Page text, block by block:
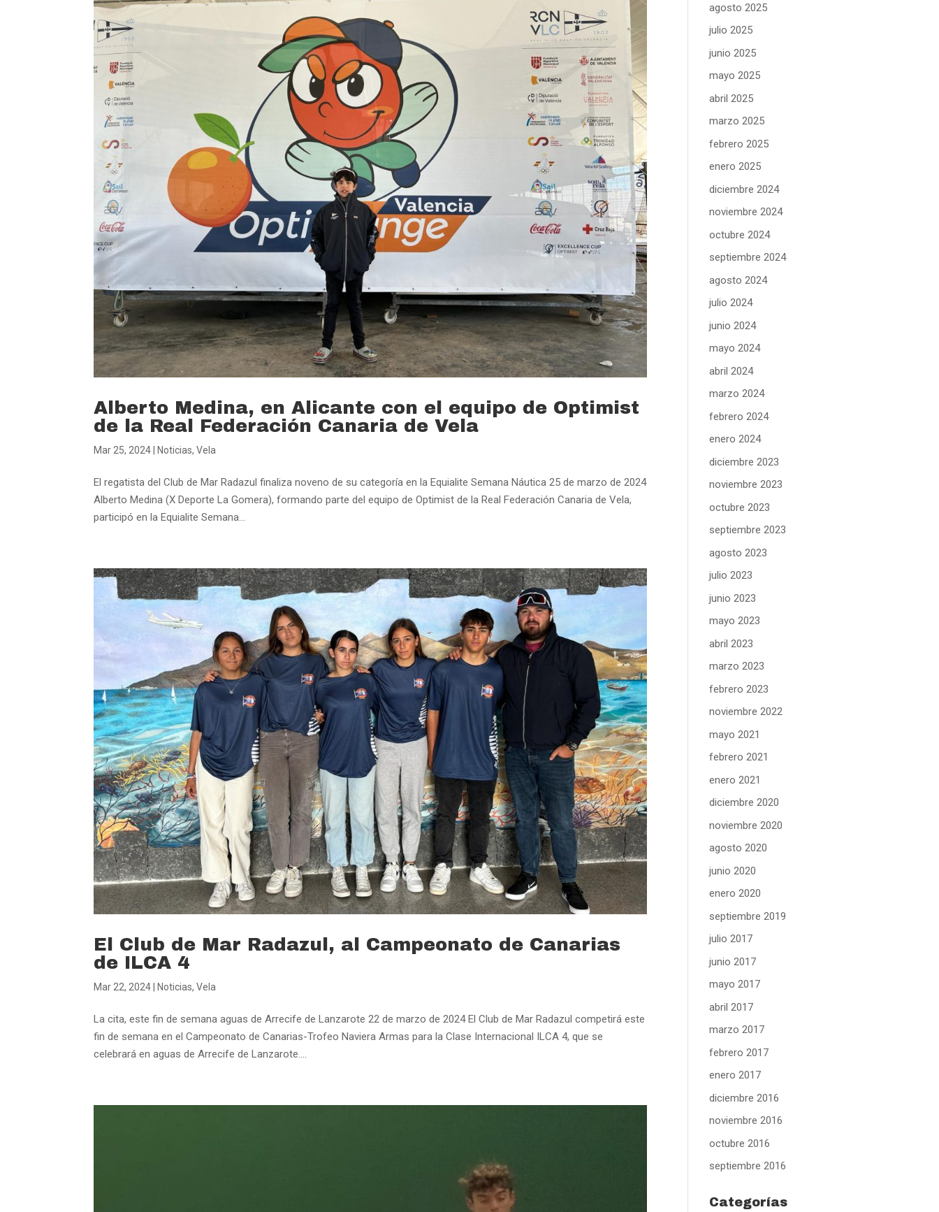
Alberto Medina, en Alicante con el equipo de Optimist
de la Real Federación Canaria de Vela
Mar 25, 2024 Noticias,Vela
El regatista del Club de Mar Radazul finaliza noveno de su categoría en la Equialite Semana Náutica 25 de marzo de 2024
Alberto Medina (X Deporte La Gomera), formando parte del equipo de Optimist de la Real Federación Canaria de Vela,
participó en la Equialite Semana...
El Club de Mar Radazul, al Campeonato de Canarias
de ILCA 4
Mar 22, 2024 Noticias,Vela
La cita, este fin de semana aguas de Arrecife de Lanzarote 22 de marzo de 2024 El Club de Mar Radazul competirá este
fin de semana en el Campeonato de Canarias-Trofeo Naviera Armas para la Clase Internacional ILCA 4, que se
celebrará en aguas de Arrecife de Lanzarote....
agosto 2025
julio 2025
junio 2025
mayo 2025
abril 2025
marzo 2025
febrero 2025
enero 2025
diciembre 2024
noviembre 2024
octubre 2024
septiembre 2024
agosto 2024
julio 2024
junio 2024
mayo 2024
abril 2024
marzo 2024
febrero 2024
enero 2024
diciembre 2023
noviembre 2023
octubre 2023
septiembre 2023
agosto 2023
julio 2023
junio 2023
mayo 2023
abril 2023
marzo 2023
febrero 2023
noviembre 2022
mayo 2021
febrero 2021
enero 2021
diciembre 2020
noviembre 2020
agosto 2020
junio 2020
enero 2020
septiembre 2019
julio 2017
junio 2017
mayo 2017
abril 2017
marzo 2017
febrero 2017
enero 2017
diciembre 2016
noviembre 2016
octubre 2016
septiembre 2016
Categorías